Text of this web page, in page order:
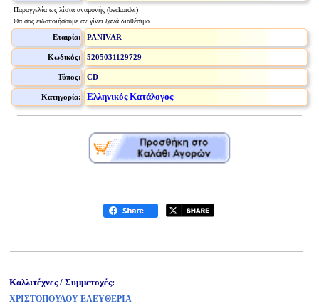
Παραγγελία ως λίστα αναμονής (backorder)
Θα σας ειδοποιήσουμε αν γίνει ξανά διαθέσιμο.
Εταιρία: PANIVAR
Κωδικός: 5205031129729
Τύπος: CD
Κατηγορία: Ελληνικός Κατάλογος
Καλλιτέχνες / Συμμετοχές:
ΧΡΙΣΤΟΠΟΥΛΟΥ ΕΛΕΥΘΕΡΙΑ